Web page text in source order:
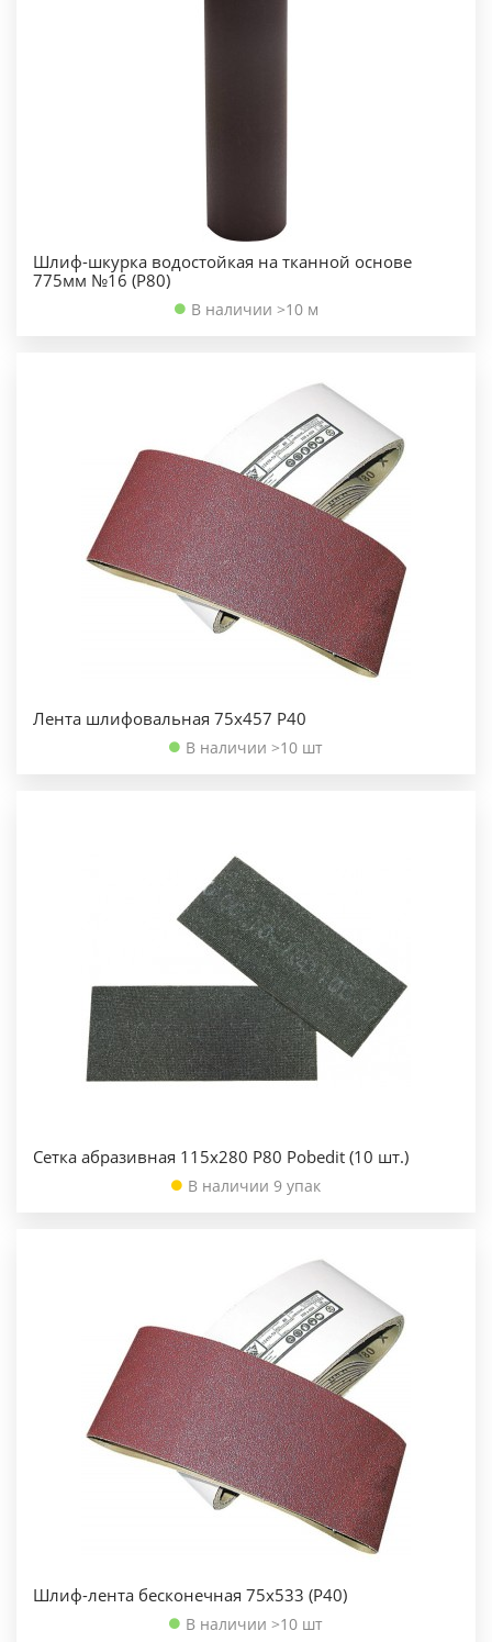
Шлиф-шкурка водостойкая на тканной основе
775мм №16 (Р80)
В наличии >10 м
Лента шлифовальная 75х457 Р40
В наличии >10 шт
Сетка абразивная 115х280 Р80 Pobedit (10 шт.)
В наличии 9 упак
Шлиф-лента бесконечная 75х533 (Р40)
В наличии >10 шт